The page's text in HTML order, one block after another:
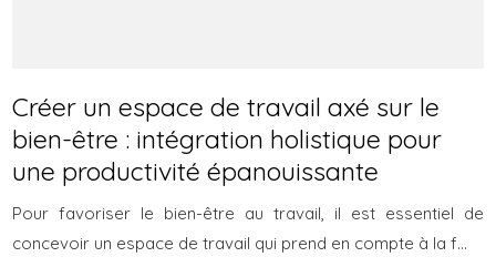
Créer un espace de travail axé sur le
bien-être : intégration holistique pour
une productivité épanouissante
Pour favoriser le bien-être au travail, il est essentiel de
concevoir un espace de travail qui prend en compte à la f...